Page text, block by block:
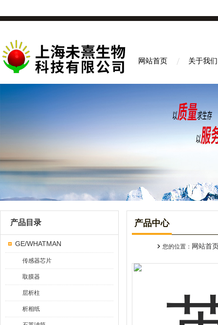
网站首页 关于我们
产品目录
GE/WHATMAN
传感器芯片
取膜器
层析柱
析相纸
产品中心
您的位置： 网站首